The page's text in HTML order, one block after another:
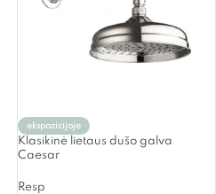
ekspozicijoje
Klasikinė lietaus dušo galva
Caesar
Resp